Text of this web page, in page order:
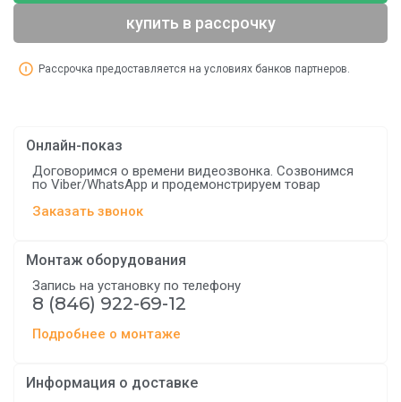
купить в рассрочку
Рассрочка предоставляется на условиях банков партнеров.
Онлайн-показ
Договоримся о времени видеозвонка. Созвонимся
по Viber/WhatsApp и продемонстрируем товар
Заказать звонок
Монтаж оборудования
Запись на установку по телефону
8 (846) 922-69-12
Подробнее о монтаже
Информация о доставке